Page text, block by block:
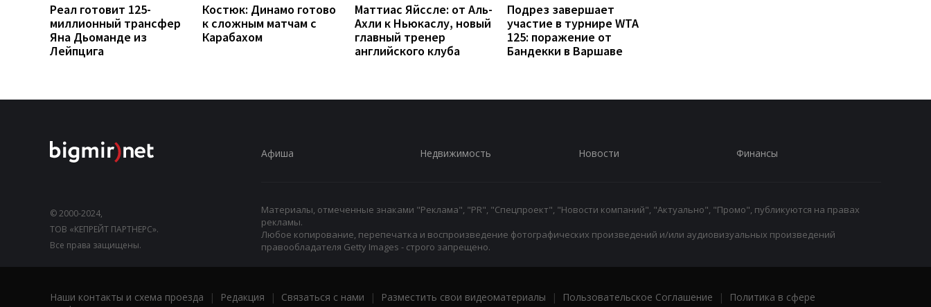
Реал готовит 125-
миллионный трансфер
Яна Дьоманде из
Лейпцига
Костюк: Динамо готово
к сложным матчам с
Карабахом
Маттиас Яйссле: от Аль-
Ахли к Ньюкаслу, новый
главный тренер
английского клуба
Подрез завершает
участие в турнире WTA
125: поражение от
Бандекки в Варшаве
© 2000-2024,
ТОВ «КЕПРЕЙТ ПАРТНЕРС».
Все права защищены.
Афиша Недвижимость Новости Финансы
Материалы, отмеченные знаками "Реклама", "PR", "Спецпроект", "Новости компаний", "Актуально", "Промо", публикуются на правах
рекламы.
Любое копирование, перепечатка и воспроизведение фотографических произведений и/или аудиовизуальных произведений
правообладателя Getty Images - строго запрещено.
Наши контакты и схема проезда | Редакция | Связаться с нами | Разместить свои видеоматериалы | Пользовательское Соглашение |
Политика в сфере